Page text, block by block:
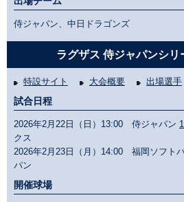
侍ジャパン、中日ドラゴンズ
ラグザス 侍ジャパンシリ
特設サイト 大会概要 出場選手
試合日程
2026年2月22日（日）13:00 侍ジャパン
クス
2026年2月23日（月）14:00 福岡ソフト
パン
開催球場